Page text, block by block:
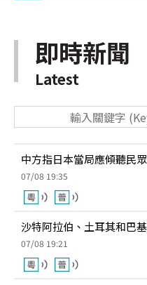
即時新聞
Latest
中方指日本當局應傾聽民
07/08 19:35
沙特阿拉伯、土耳其和巴
07/08 19:21